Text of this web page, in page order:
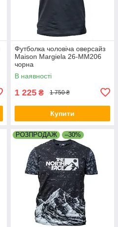
Футболка чоловіча оверсайз
Maison Margiela 26-MM206
чорна
В наявності
1 225 ₴ 1 750 ₴
Купити
РОЗПРОДАЖ –30%